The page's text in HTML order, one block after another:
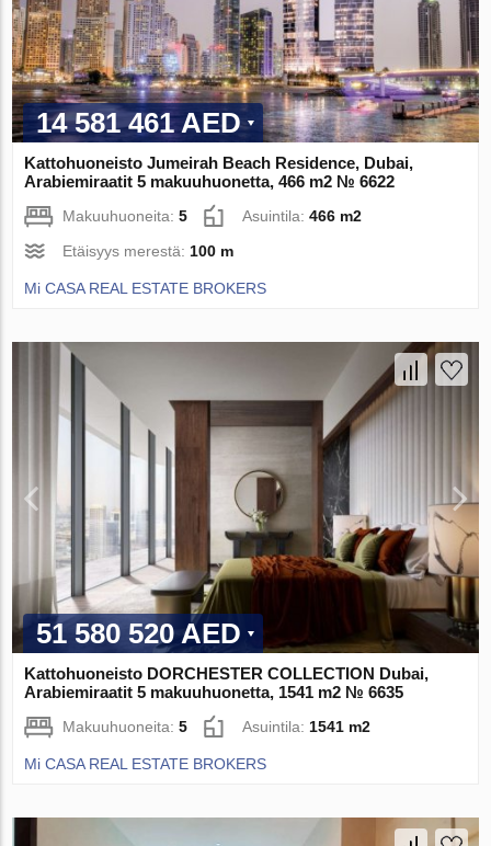
14 581 461 AED
Kattohuoneisto Jumeirah Beach Residence, Dubai,
Arabiemiraatit 5 makuuhuonetta, 466 m2 № 6622
Makuuhuoneita:5 Asuintila:466 m2
Etäisyys merestä: 100 m
Mi CASA REAL ESTATE BROKERS
51 580 520 AED
Kattohuoneisto DORCHESTER COLLECTION Dubai,
Arabiemiraatit 5 makuuhuonetta, 1541 m2 № 6635
Makuuhuoneita:5 Asuintila: 1541 m2
Mi CASA REAL ESTATE BROKERS